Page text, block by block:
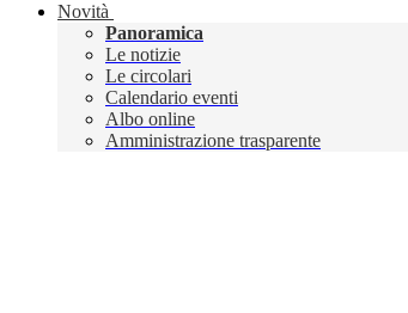
Novità
Panoramica
Le notizie
Le circolari
Calendario eventi
Albo online
Amministrazione trasparente